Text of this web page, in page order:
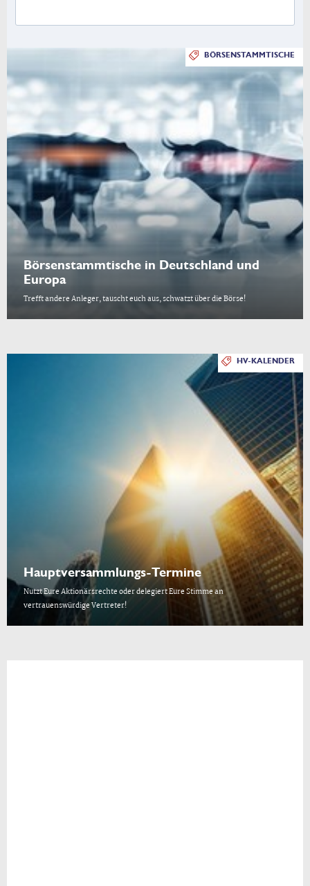
BÖRSENSTAMMTISCHE
Börsenstammtische in Deutschland und
Europa
Trefft andere Anleger, tauscht euch aus, schwatzt über die Börse!
HV-KALENDER
Hauptversammlungs-Termine
Nutzt Eure Aktionärsrechte oder delegiert Eure Stimme an
vertrauenswürdige Vertreter!